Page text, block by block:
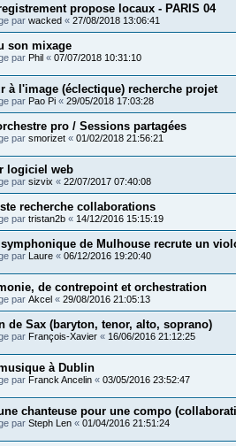
propose locaux - PARIS 04
par wacked « 27/08/2018 13:06:41
son mixage
par Phil « 07/07/2018 10:31:10
à l'image (éclectique) recherche projet
par Pao Pi « 29/05/2018 17:03:28
pro / Sessions partagées
par smorizet « 01/02/2018 21:56:21
logiciel web
par sizvix « 22/07/2017 07:40:08
recherche collaborations
par tristan2b « 14/12/2016 15:15:19
symphonique de Mulhouse recrute un
par Laure « 06/12/2016 19:20:40
de contrepoint et orchestration
par Akcel « 29/08/2016 21:05:13
de Sax (baryton, tenor, alto, soprano)
par François-Xavier « 16/06/2016 21:12:25
à Dublin
par Franck Ancelin « 03/05/2016 23:52:47
chanteuse pour une compo
par Steph Len « 01/04/2016 21:51:24